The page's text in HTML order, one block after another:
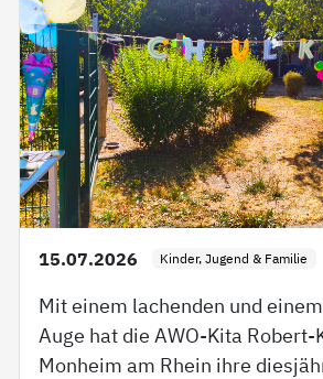
15.07.2026 Kinder, Jugend & Familie
Mit einem lachenden und
Auge hat die AWO-Kita
Monheim am Rhein ihre